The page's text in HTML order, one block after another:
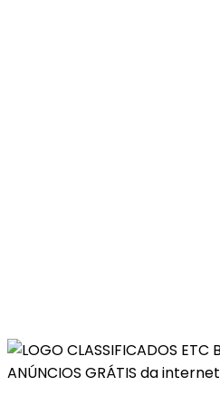
ANÚNCIOS GRÁTIS da internet